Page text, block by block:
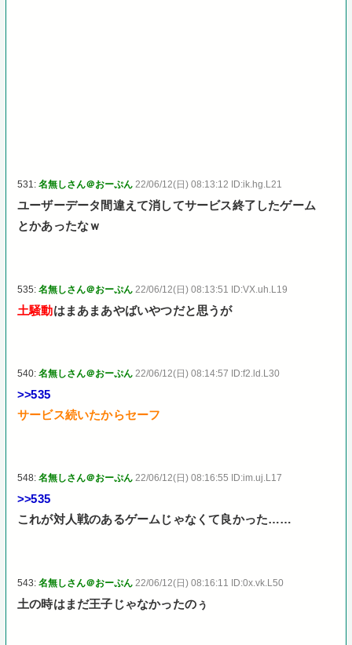
531:名無しさん＠おーぷん 22/06/12(日) 08:13:12 ID:ik.hg.L21
ユーザーデータ間違えて消してサービス終了したゲーム
とかあったなｗ
535:名無しさん＠おーぷん 22/06/12(日) 08:13:51 ID:VX.uh.L19
土騒動はまあまあやばいやつだと思うが
540:名無しさん＠おーぷん 22/06/12(日) 08:14:57 ID:f2.ld.L30
>>535
サービス続いたからセーフ
548:名無しさん＠おーぷん 22/06/12(日) 08:16:55 ID:im.uj.L17
>>535
これが対人戦のあるゲームじゃなくて良かった……
543:名無しさん＠おーぷん 22/06/12(日) 08:16:11 ID:0x.vk.L50
土の時はまだ王子じゃなかったのぅ